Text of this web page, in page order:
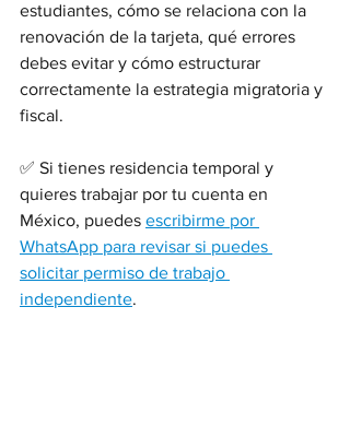
estudiantes, cómo se relaciona con la
renovación de la tarjeta, qué errores
debes evitar y cómo estructurar
correctamente la estrategia migratoria y
fiscal.
✅ Si tienes residencia temporal y
quieres trabajar por tu cuenta en
México, puedes escribirme por
WhatsApp para revisar si puedes
solicitar permiso de trabajo
independiente.